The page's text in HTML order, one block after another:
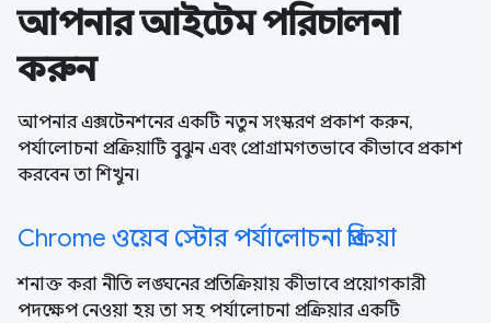
আপনার আইটেম পরিচালনা
করুন
আপনার এক্সটেনশনের একটি নতুন সংস্করণ প্রকাশ করুন,
পর্যালোচনা প্রক্রিয়াটি বুঝুন এবং প্রোগ্রামগতভাবে কীভাবে প্রকাশ
করবেন তা শিখুন।
Chrome ওয়েব স্টোর পর্যালোচনা প্রক্রিয়া
শনাক্ত করা নীতি লঙ্ঘনের প্রতিক্রিয়ায় কীভাবে প্রয়োগকারী
পদক্ষেপ নেওয়া হয় তা সহ পর্যালোচনা প্রক্রিয়ার একটি